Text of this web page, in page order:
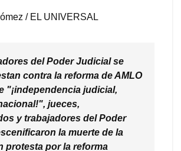
/ EL UNIVERSAL
del Poder Judicial se
contra la reforma de AMLO
"¡independencia judicial,
jueces,
y trabajadores del Poder
la muerte de la
protesta por la reforma